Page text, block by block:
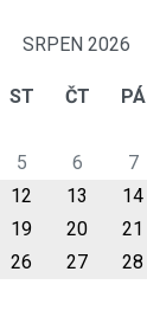
SRPEN 2026
ST ČT PÁ
5 6 7
12 13 14
19 20 21
26 27 28